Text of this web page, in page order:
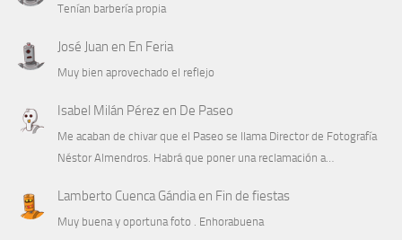
Tenían barbería propia
José Juan en En Feria
Muy bien aprovechado el reflejo
Isabel Milán Pérezen De Paseo
Me acaban de chivar que el Paseo se llama Director de Fotografía
Néstor Almendros. Habrá que poner una reclamación a…
Lamberto Cuenca Gándiaen Fin de fiestas
Muy buena y oportuna foto . Enhorabuena